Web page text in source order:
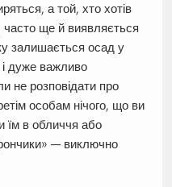
а той, хто хотів
часто ще й виявляється
залишається осад у
і дуже важливо
не розповідати про
особам нічого, що ви
їм в обличчя або
— виключно